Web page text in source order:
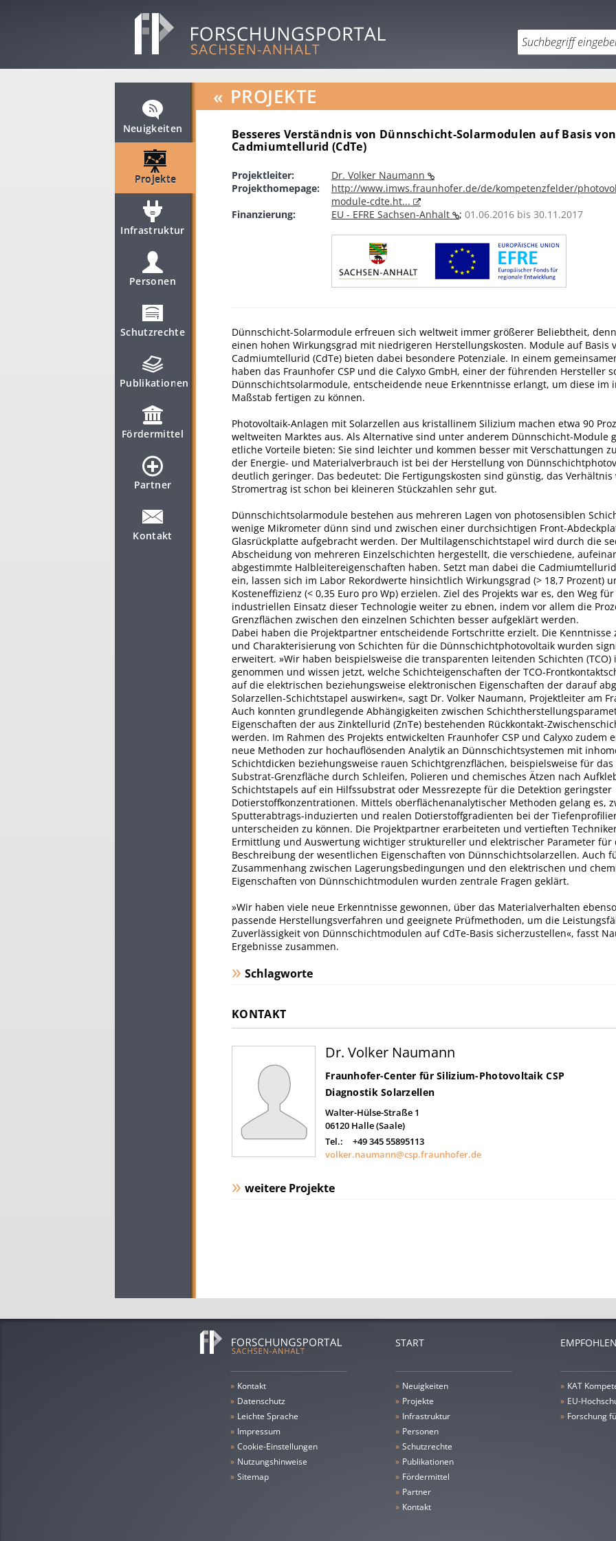
Neuigkeiten
Projekte
Infrastruktur
Personen
Schutzrechte
Publikationen
Fördermittel
Partner
Kontakt
« PROJEKTE
Besseres Verständnis von Dünnschicht-Solarmodulen auf Basis von
Cadmiumtellurid (CdTe)
Projektleiter:
Dr. Volker Naumann
Projekthomepage:
http://www.imws.fraunhofer.de/de/kompetenzfelder/
module-cdte.ht...
Finanzierung:
EU - EFRE Sachsen-Anhalt ; 01.06.2016 bis 30.11.2017
Dünnschicht-Solarmodule erfreuen sich weltweit immer größerer Beliebtheit,
einen hohen Wirkungsgrad mit niedrigeren Herstellungskosten. Module auf Basis
Cadmiumtellurid (CdTe) bieten dabei besondere Potenziale. In einem
haben das Fraunhofer CSP und die Calyxo GmbH, einer der führenden Hersteller
Dünnschichtsolarmodule, entscheidende neue Erkenntnisse erlangt, um diese im
Maßstab fertigen zu können.
Photovoltaik-Anlagen mit Solarzellen aus kristallinem Silizium machen etwa 90
weltweiten Marktes aus. Als Alternative sind unter anderem Dünnschicht-Module
etliche Vorteile bieten: Sie sind leichter und kommen besser mit Verschattungen
der Energie- und Materialverbrauch ist bei der Herstellung von
deutlich geringer. Das bedeutet: Die Fertigungskosten sind günstig, das Verhältnis
Stromertrag ist schon bei kleineren Stückzahlen sehr gut.
Dünnschichtsolarmodule bestehen aus mehreren Lagen von photosensiblen
wenige Mikrometer dünn sind und zwischen einer durchsichtigen Front-
Glasrückplatte aufgebracht werden. Der Multilagenschichtstapel wird durch die
Abscheidung von mehreren Einzelschichten hergestellt, die verschiedene,
abgestimmte Halbleitereigenschaften haben. Setzt man dabei die
ein, lassen sich im Labor Rekordwerte hinsichtlich Wirkungsgrad (> 18,7 Prozent)
Kosteneffizienz (< 0,35 Euro pro Wp) erzielen. Ziel des Projekts war es, den Weg
industriellen Einsatz dieser Technologie weiter zu ebnen, indem vor allem die
Grenzflächen zwischen den einzelnen Schichten besser aufgeklärt werden.
Dabei haben die Projektpartner entscheidende Fortschritte erzielt. Die Kenntnisse
und Charakterisierung von Schichten für die Dünnschichtphotovoltaik wurden
erweitert. »Wir haben beispielsweise die transparenten leitenden Schichten (TCO)
genommen und wissen jetzt, welche Schichteigenschaften der TCO-
auf die elektrischen beziehungsweise elektronischen Eigenschaften der darauf
Solarzellen-Schichtstapel auswirken«, sagt Dr. Volker Naumann, Projektleiter am
Auch konnten grundlegende Abhängigkeiten zwischen
Eigenschaften der aus Zinktellurid (ZnTe) bestehenden Rückkontakt-
werden. Im Rahmen des Projekts entwickelten Fraunhofer CSP und Calyxo zudem
neue Methoden zur hochauflösenden Analytik an Dünnschichtsystemen mit
Schichtdicken beziehungsweise rauen Schichtgrenzflächen, beispielsweise für
Substrat-Grenzfläche durch Schleifen, Polieren und chemisches Ätzen nach
Schichtstapels auf ein Hilfssubstrat oder Messrezepte für die Detektion geringster
Dotierstoffkonzentrationen. Mittels oberflächenanalytischer Methoden gelang es,
Sputterabtrags-induzierten und realen Dotierstoffgradienten bei der
unterscheiden zu können. Die Projektpartner erarbeiteten und vertieften
Ermittlung und Auswertung wichtiger struktureller und elektrischer Parameter für
Beschreibung der wesentlichen Eigenschaften von Dünnschichtsolarzellen. Auch
Zusammenhang zwischen Lagerungsbedingungen und den elektrischen und
Eigenschaften von Dünnschichtmodulen wurden zentrale Fragen geklärt.
»Wir haben viele neue Erkenntnisse gewonnen, über das Materialverhalten
passende Herstellungsverfahren und geeignete Prüfmethoden, um die
Zuverlässigkeit von Dünnschichtmodulen auf CdTe-Basis sicherzustellen«, fasst
Ergebnisse zusammen.
Schlagworte
KONTAKT
Dr. Volker Naumann
Fraunhofer-Center für Silizium-Photovoltaik CSP
Diagnostik Solarzellen
Walter-Hülse-Straße 1
06120 Halle (Saale)
Tel.:
+49 345 55895113
volker.naumann@csp.fraunhofer.de
weitere Projekte
»
Kontakt
»
Datenschutz
» leichte Sprache
» Impressum
»
Cookie-Einstellungen
»
Nutzungshinweise
»
Sitemap
START
» Neuigkeiten
» Projekte
» Infrastruktur
» Personen
» Schutzrechte
» Publikationen
» Fördermittel
» Partner
» Kontakt
» KAT
» EU-
» Forschung